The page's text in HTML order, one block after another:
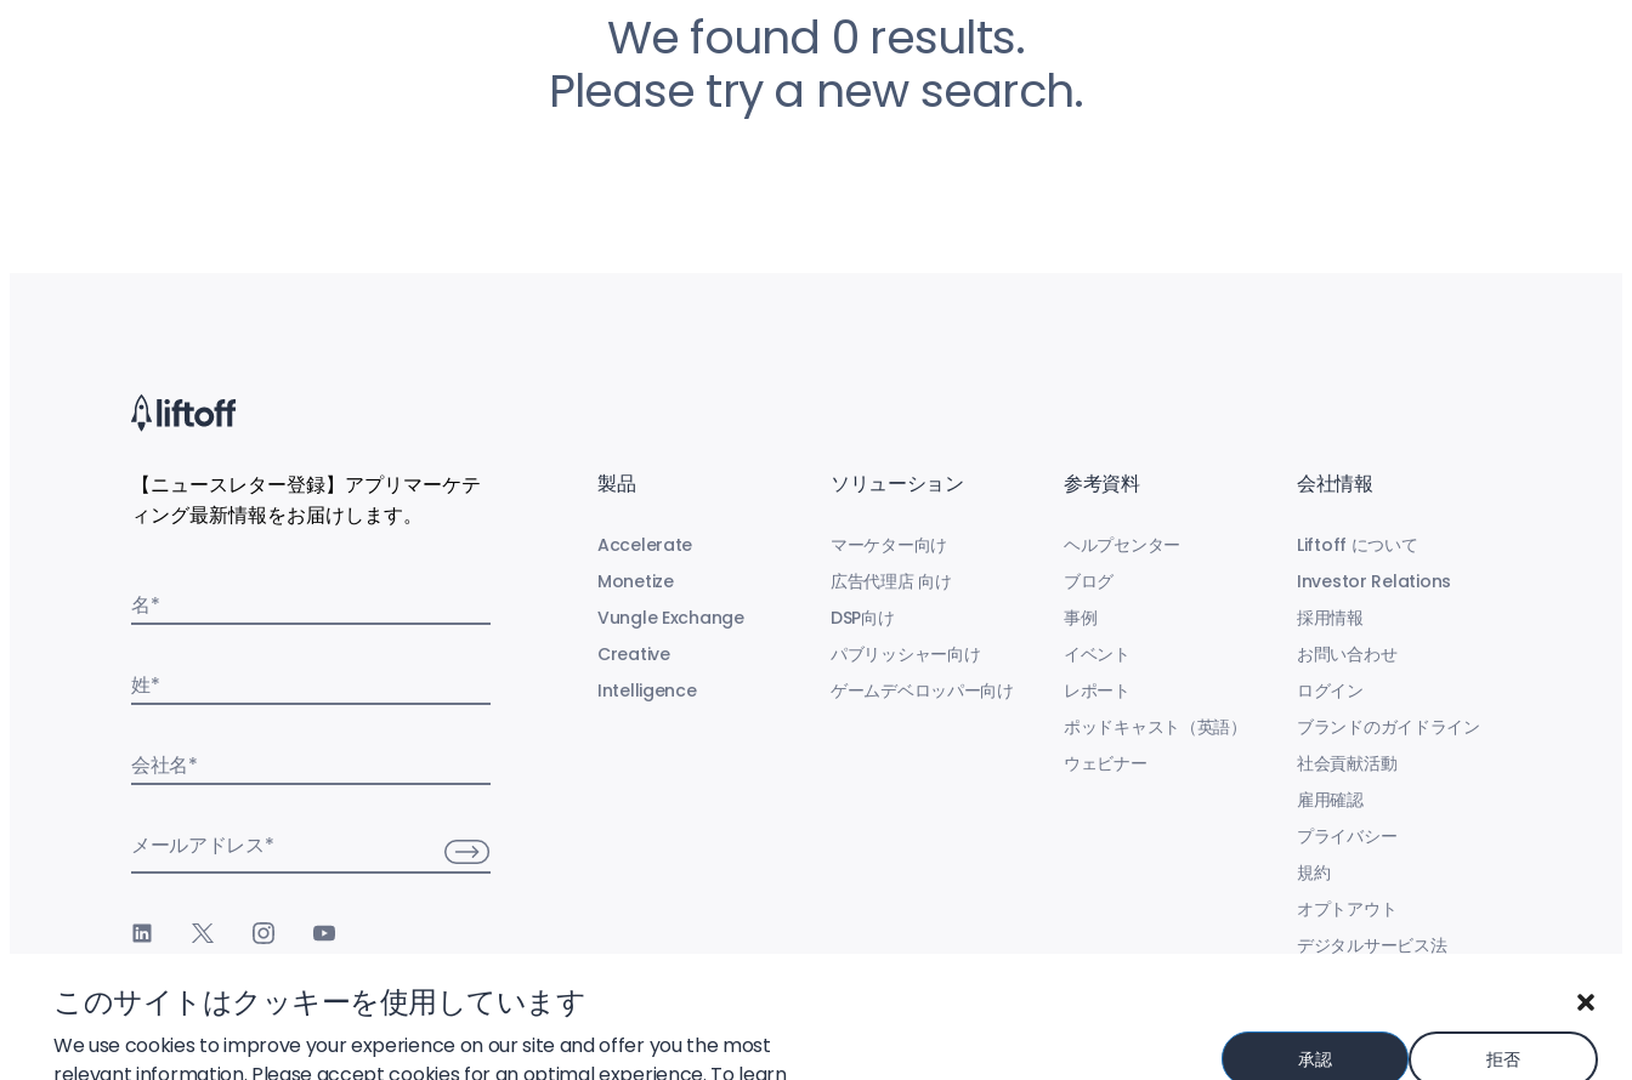
このサイトはクッキーを使用しています
We use cookies to improve your experience on our site and offer you the most
承認 拒否
We found 0 results.
Please try a new search.
【ニュースレター登録】アプリマーケテ
ィング最新情報をお届けします。
名*
姓*
会社名*
メールアドレス*
製品
Accelerate
Monetize
Vungle Exchange
Creative
Intelligence
ソリューション
マーケター向け
広告代理店 向け
DSP向け
パブリッシャー向け
ゲームデベロッパー向け
参考資料
ヘルプセンター
ブログ
事例
イベント
レポート
ポッドキャスト（英語）
ウェビナー
会社情報
Liftoff について
Investor Relations
採用情報
お問い合わせ
ログイン
ブランドのガイドライン
社会貢献活動
雇用確認
プライバシー
規約
オプトアウト
デジタルサービス法
© 2026 Liftoff, Inc.